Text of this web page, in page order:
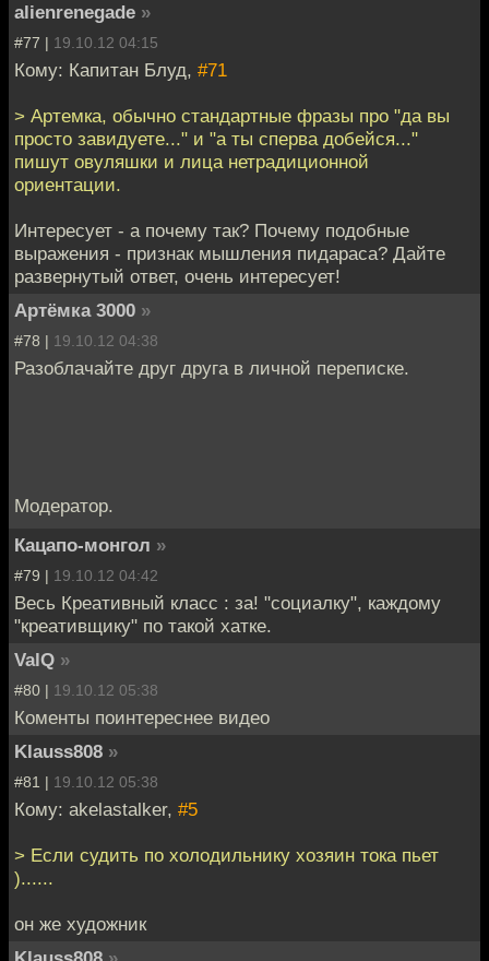
alienrenegade »
#77 | 19.10.12 04:15
Кому: Капитан Блуд, #71
> Артемка, обычно стандартные фразы про "да вы
просто завидуете..." и "а ты сперва добейся..."
пишут овуляшки и лица нетрадиционной
ориентации.
Интересует - а почему так? Почему подобные
выражения - признак мышления пидараса? Дайте
развернутый ответ, очень интересует!
Артёмка 3000 »
#78 | 19.10.12 04:38
Разоблачайте друг друга в личной переписке.
Модератор.
Кацапо-монгол »
#79 | 19.10.12 04:42
Весь Креативный класс : за! "социалку", каждому
"креативщику" по такой хатке.
ValQ »
#80 | 19.10.12 05:38
Коменты поинтереснее видео
Klauss808 »
#81 | 19.10.12 05:38
Кому: akelastalker, #5
> Если судить по холодильнику хозяин тока пьет
)......
он же художник